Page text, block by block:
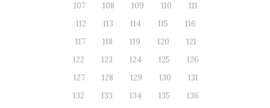
107
108 109 110
111
112
113 114 115
116
117
118 119 120
121
122
123 124 125
126
127
128 129 130
131
132
133 134 135
136